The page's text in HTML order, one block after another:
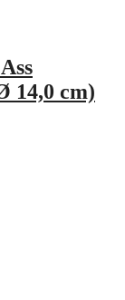
14,0 cm)